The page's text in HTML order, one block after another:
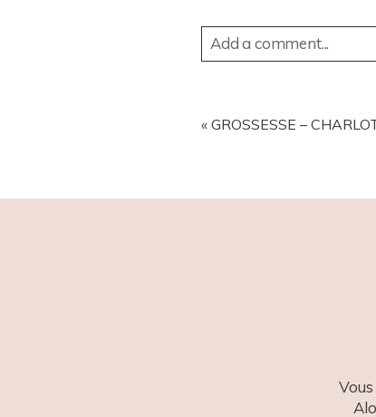
Add a comment...
« GROSSESSE –